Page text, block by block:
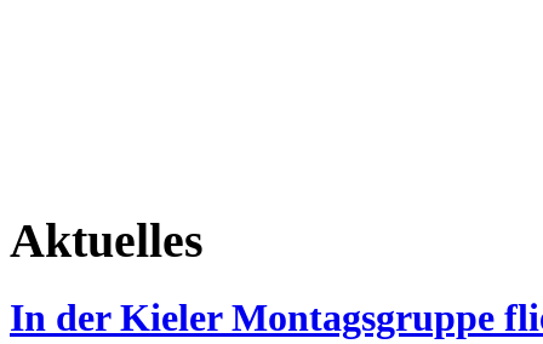
Aktuelles
In der Kieler Montagsgruppe